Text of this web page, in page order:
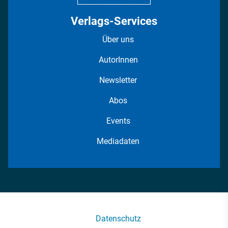
Verlags-Services
Über uns
AutorInnen
Newsletter
Abos
Events
Mediadaten
Datenschutz